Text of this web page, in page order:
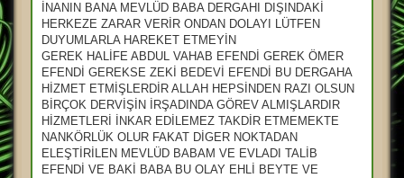
İNANIN BANA MEVLÜD BABA DERGAHI DIŞINDAKİ
HERKEZE ZARAR VERİR ONDAN DOLAYI LÜTFEN
DUYUMLARLA HAREKET ETMEYİN
GEREK HALİFE ABDUL VAHAB EFENDİ GEREK ÖMER
EFENDİ GEREKSE ZEKİ BEDEVİ EFENDİ BU DERGAHA
HİZMET ETMİŞLERDİR ALLAH HEPSİNDEN RAZI OLSUN
BİRÇOK DERVİŞİN İRŞADINDA GÖREV ALMIŞLARDIR
HİZMETLERİ İNKAR EDİLEMEZ TAKDİR ETMEMEKTE
NANKÖRLÜK OLUR FAKAT DİGER NOKTADAN
ELEŞTİRİLEN MEVLÜD BABAM VE EVLADI TALİB
EFENDİ VE BAKİ BABA BU OLAY EHLİ BEYTE VE